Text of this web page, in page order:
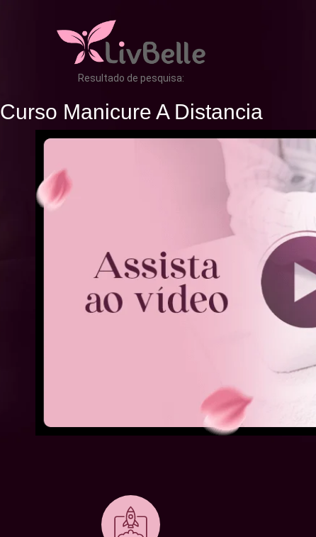
Resultado de pesquisa:
Curso Manicure A Distancia